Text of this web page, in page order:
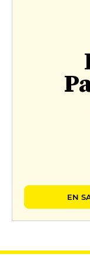
EN